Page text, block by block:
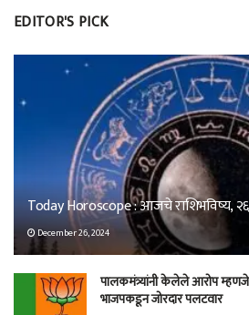
EDITOR'S PICK
Today Horoscope : आजचे राशिभविष्य,
December 26, 2024
पालकमंत्र्यांनी केलेले आरोप
भाजपकडून जोरदार पलटवार